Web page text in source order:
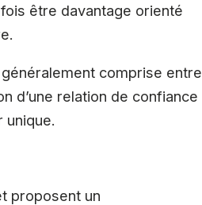
être davantage orienté
comprise entre
d’une relation de confiance
unique.
proposent un